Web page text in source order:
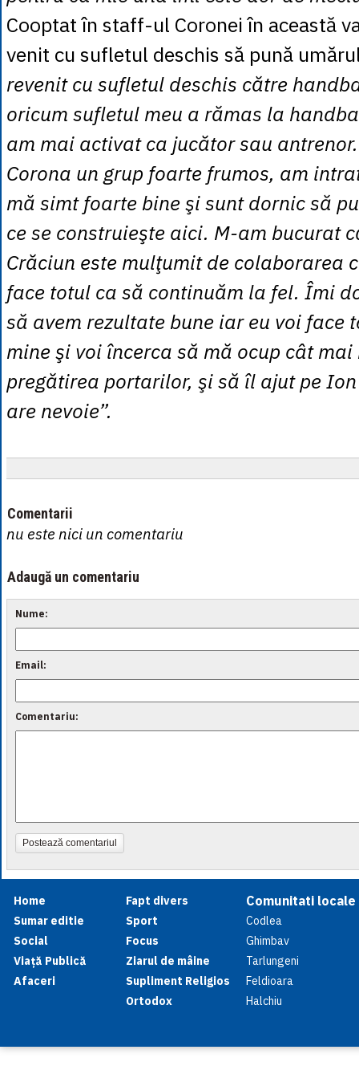
Cooptat în staff-ul Coronei în această
venit cu sufletul deschis să pună
revenit cu sufletul deschis către
oricum sufletul meu a rămas la
am mai activat ca jucător sau
Corona un grup foarte frumos, am
mă simt foarte bine şi sunt dornic să
ce se construieşte aici. M-am bucurat
Crăciun este mulţumit de colaborarea
face totul ca să continuăm la fel. Îmi
să avem rezultate bune iar eu voi face
mine şi voi încerca să mă ocup cât mai
pregătirea portarilor, şi să îl ajut pe
are nevoie”.
Comentarii
nu este nici un comentariu
Adaugă un comentariu
Nume:
Email:
Comentariu:
Postează comentariul
Home
Sumar editie
Social
Viață Publică
Afaceri
Fapt divers
Sport
Focus
Ziarul de mâine
Supliment Religios
Ortodox
Comunitati locale
Codlea
Ghimbav
Tarlungeni
Feldioara
Halchiu